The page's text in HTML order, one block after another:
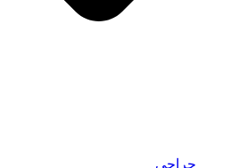
جراحی